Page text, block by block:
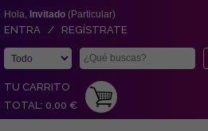
Hola, Invitado (Particular)
ENTRA / REGÍSTRATE
TU CARRITO
TOTAL: 0,00 €